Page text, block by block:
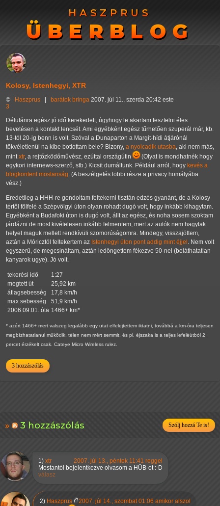
HASZPRUS
ÜBERBLOG
HASZPRUS
ÜBERBLOG
Kolosy, Istenhegyi, XTR
© Haszprus barátok bringa 2007. júl 11., szerda 20:42 este
3
Délutánra egész jó idő kerekedett, úgyhogy le akartam tesztelni éles
bevetésen a kontakt lencsét. Ami egyébként egész tűrhetően szuperál már, kb.
13-tól 20-ig benn is volt. Szóval a Dunaparton a Margit-hídi átjárónál
tökvéletlenül na kibe botlottam bele? Bizony, a nyolcadik utasba, aki nem más,
mintxtr, a rejtőzködőművész, ezúttal országútin
(Olyat is mondhatnék hogy
egykori internews-szerző, stb.) Kicsit dumáltunk. Például arról, hogy kevés a
blogkontent mostanság. (A beszélgetés többi része a privacy homályába
vész.)
Eredetileg a HHH-re gondoltam feltekerni tisztán edzés gyanánt, de a Kolosy
tértől fölfelé a Szépvölgyi úton olyan rohadt dugó volt, hogy inkább kihagytam.
Egyébként a Budafoki úton is dugó volt, állt az egész, és noha sosem szoktam
járdázni de most kivételesen inkább felmentem, mert az autók nem hagytak
helyet maguk mellett rendkívüli szomorúságomra. Mindegy, visszajöttem,
aztán a Móricztól feltekertem az Istenhegyi úton pont addig mint éjjel . Nem volt
egyszerű, de megcsináltam, aztán ledöngettem fékezve 50-nel (beláthatatlan
kanyarok ugye). Jó volt.
tekerési idő
1:27
megtett út
25,92 km
átlagsebesség
17,8 km/h
max sebesség
51,9 km/h
2006.09.01. óta 1466+ km*
* azért 1466+ mert valszeg legalább egy utat elfelejtettem iktatni, továbbá a km-óra teljesen
megbízhatatlanul működik, télen nem mért semmit, és pl. éjszaka is a teljes lefeléútból 2
percet érzékelt csak. Cateye Micro Wireless rulez.
3 hozzászólás
3 hozzászólás Szólj hozzá Te is!
1) xtr
2007. júl 13., péntek 11:41 reggel
Mostantól bejelentkezve olvasom a HÜB-ot :-D
válasz
2) Haszprus
2007. júl 14., szombat 01:06 amikor alszol